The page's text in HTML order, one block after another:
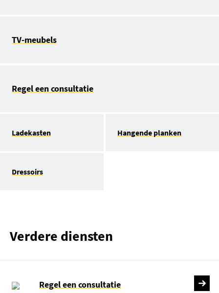
TV-meubels
Regel een consultatie
Ladekasten Hangende planken
Dressoirs
Verdere diensten
Regel een consultatie